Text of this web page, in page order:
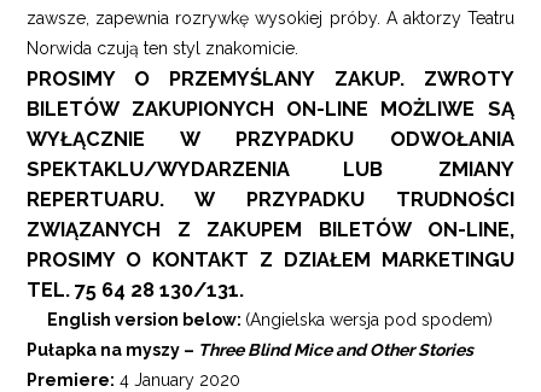
zawsze, zapewnia rozrywkę wysokiej próby. A aktorzy Teatru
Norwida czują ten styl znakomicie.
PROSIMY O PRZEMYŚLANY ZAKUP. ZWROTY
BILETÓW ZAKUPIONYCH ON-LINE MOŻLIWE SĄ
WYŁĄCZNIE W PRZYPADKU ODWOŁANIA
SPEKTAKLU/WYDARZENIA LUB ZMIANY
REPERTUARU. W PRZYPADKU TRUDNOŚCI
ZWIĄZANYCH Z ZAKUPEM BILETÓW ON-LINE,
PROSIMY O KONTAKT Z DZIAŁEM MARKETINGU
TEL. 75 64 28 130/131.
English version below: (Angielska wersja pod spodem)
Pułapka na myszy – Three Blind Mice and Other Stories
Premiere: 4 January 2020